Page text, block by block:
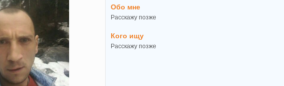
Обо мне
Расскажу позже
Кого ищу
Расскажу позже